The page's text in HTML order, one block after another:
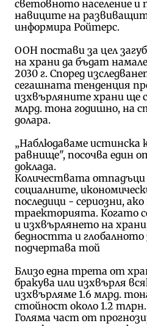
световното население и
навиците на
информира Ройтерс.
ООН постави за цел
на храни да бъдат
2030 г. Според
сегашната тенденция
изхвърляните храни ще
млрд. тона годишно, на
долара.
„Наблюдаваме истинска
равнище", посочва един
доклада.
Количествата
социалните,
последици - сериозни,
траекторията. Когато
и изхвърлянето на храни,
бедността и глобалното
подчертава той
Близо една трета от
бракува или изхвърля
изхвърляме 1.6 млрд.
стойност около 1.2 тлрн.
Голяма част от